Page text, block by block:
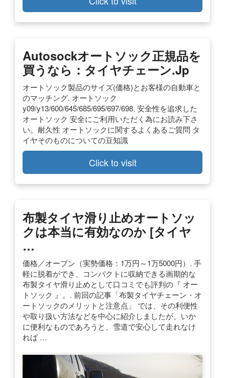
Autosockオートソック正規品を
買うなら：タイヤチェーン.jp
オートソック製品のサイズ(価格)とお客様の自動車と
のマッチング. オートソック
y09/y13/600/645/685/695/697/698. 安全性を追求した
オートソック 安全にご利用いただく為にお読み下さ
い。耐久性 オートソックに関するよくあるご質問 タ
イヤそのものについての豆知識
Click to visit
布製タイヤ滑り止めオートソッ
クは本当に有効なのか [タイヤ
…
価格／オープン（実勢価格：1万円～1万5000円）. 手
軽に脱着ができ、コンパクトに収納できる画期的な
布製タイヤ滑り止めとして口コミでも評判の『 オー
トソック 』。. 前回の記事「布製タイヤチェーン・オ
ートソックのメリットと注意点」 では、その利便性
や取り扱い方法などを中心に紹介しましたが、いか
に便利なものであろうと、雪道で安心して走れなけ
れば …